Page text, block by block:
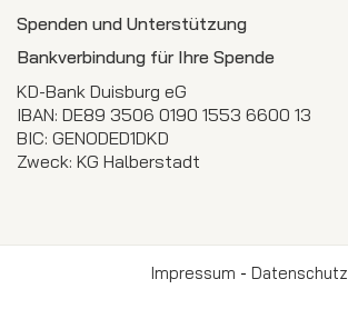
Spenden und Unterstützung
Bankverbindung für Ihre Spende
KD-Bank Duisburg eG
IBAN: DE89 3506 0190 1553 6600 13
BIC: GENODED1DKD
Zweck: KG Halberstadt
Impressum - Datenschutz